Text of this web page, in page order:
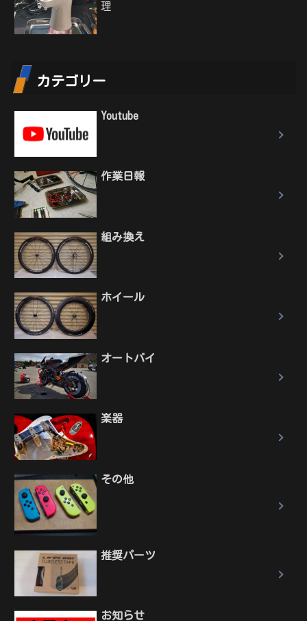
理
カテゴリー
Youtube
作業日報
組み換え
ホイール
オートバイ
楽器
その他
推奨パーツ
お知らせ